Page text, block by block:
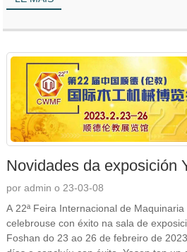
Novidades da exposición
por admin o 23-03-08
A 22ª Feira Internacional de
celebrouse con éxito na sala de
Foshan do 23 ao 26 de febreiro de